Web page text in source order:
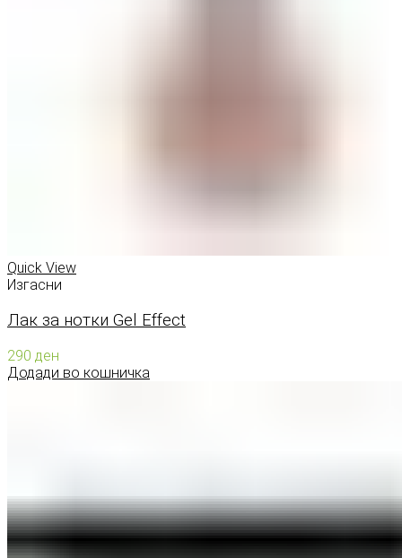
Quick View
Изгасни
Лак за нотки Gel Effect
290 ден
Додади во кошничка